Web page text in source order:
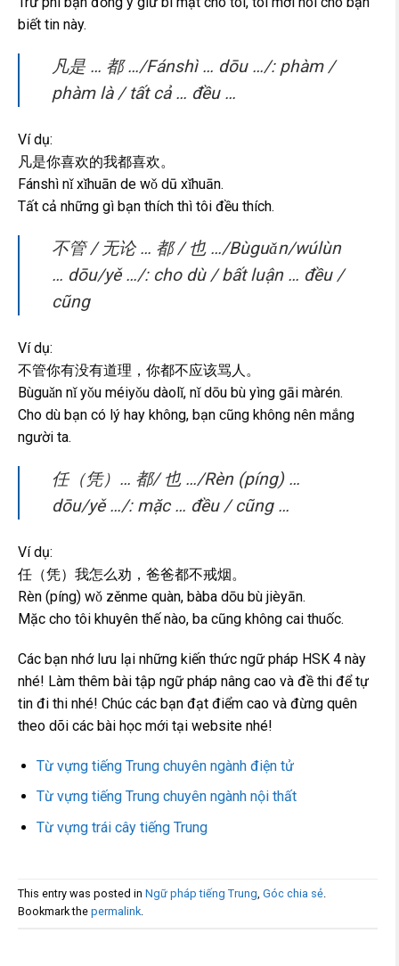
biết tin này.
凡是 … 都 …/Fánshì … dōu …/: phàm /
phàm là / tất cả … đều …
Ví dụ:
凡是你喜欢的我都喜欢。
Fánshì nǐ xǐhuān de wǒ dū xǐhuān.
Tất cả những gì bạn thích thì tôi đều thích.
不管 / 无论 … 都 / 也 …/Bùguǎn/wúlùn
… dōu/yě …/: cho dù / bất luận … đều /
cũng
Ví dụ:
不管你有没有道理，你都不应该骂人。
Bùguǎn nǐ yǒu méiyǒu dàolǐ, nǐ dōu bù yìng gāi màrén.
Cho dù bạn có lý hay không, bạn cũng không nên mắng
người ta.
任（凭）… 都/ 也 …/Rèn (píng) …
dōu/yě …/: mặc … đều / cũng …
Ví dụ:
任（凭）我怎么劝，爸爸都不戒烟。
Rèn (píng) wǒ zěnme quàn, bàba dōu bù jièyān.
Mặc cho tôi khuyên thế nào, ba cũng không cai thuốc.
Các bạn nhớ lưu lại những kiến thức ngữ pháp HSK 4 này
nhé! Làm thêm bài tập ngữ pháp nâng cao và đề thi để tự
tin đi thi nhé! Chúc các bạn đạt điểm cao và đừng quên
theo dõi các bài học mới tại website nhé!
Từ vựng tiếng Trung chuyên ngành điện tử
Từ vựng tiếng Trung chuyên ngành nội thất
Từ vựng trái cây tiếng Trung
This entry was posted in Ngữ pháp tiếng Trung, Góc chia sẻ.
Bookmark the permalink.